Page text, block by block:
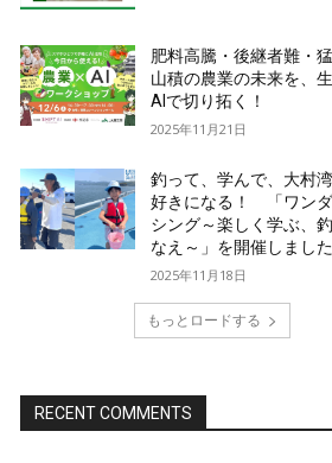
肥料高騰・後継者難・
山積の農業の未来を、
AIで切り拓く！
2025年11月21日
釣って、学んで、大村
好きになる！ 「ワン
シング～楽しく学ぶ、
なえ～」を開催しました
2025年11月18日
もっとロードする
RECENT COMMENTS